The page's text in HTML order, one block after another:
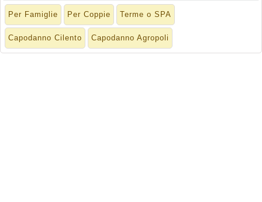
Per Famiglie Per Coppie Terme o SPA
Capodanno Cilento Capodanno Agropoli